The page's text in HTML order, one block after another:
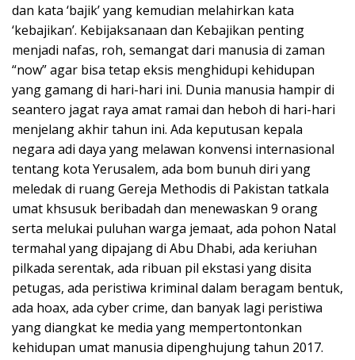
dan kata ‘bajik’ yang kemudian melahirkan kata
‘kebajikan’. Kebijaksanaan dan Kebajikan penting
menjadi nafas, roh, semangat dari manusia di zaman
“now” agar bisa tetap eksis menghidupi kehidupan
yang gamang di hari-hari ini. Dunia manusia hampir di
seantero jagat raya amat ramai dan heboh di hari-hari
menjelang akhir tahun ini. Ada keputusan kepala
negara adi daya yang melawan konvensi internasional
tentang kota Yerusalem, ada bom bunuh diri yang
meledak di ruang Gereja Methodis di Pakistan tatkala
umat khsusuk beribadah dan menewaskan 9 orang
serta melukai puluhan warga jemaat, ada pohon Natal
termahal yang dipajang di Abu Dhabi, ada keriuhan
pilkada serentak, ada ribuan pil ekstasi yang disita
petugas, ada peristiwa kriminal dalam beragam bentuk,
ada hoax, ada cyber crime, dan banyak lagi peristiwa
yang diangkat ke media yang mempertontonkan
kehidupan umat manusia dipenghujung tahun 2017.